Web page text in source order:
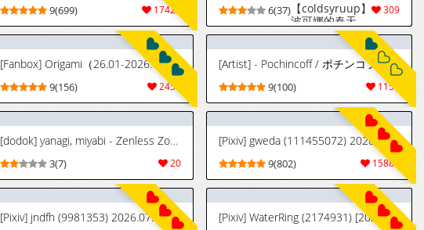
17426
9(699) 309
6(37) 【coldsyruup】
波可娜的春天
2（未完待续）
(furry)[中文]
[daozun个人机
翻]
[Fanbox] Origami（26.01-2026.07）
2455
9(156)
[Artist] - Pochincoff / ポチンコフ (Pt. 9) [Uncensored]
1159
9(100)
[dodok] yanagi, miyabi - Zenless Zone Zero (PT BR | Henhuato)
20
3(7)
[Pixiv] gweda (111455072) 2026.07.30
15880
9(802)
[Pixiv] jndfh (9981353) 2026.07.30 [Pixiv] WaterRing (2174931) [2023/03 - 2026/07]